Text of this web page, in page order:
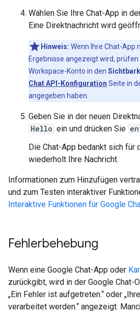
Wählen Sie Ihre Chat-App in
Eine Direktnachricht wird
Hinweis: Wenn Ihre Chat-App
Ergebnisse angezeigt wird, prüfen
Workspace-Konto in den
Chat API-Konfiguration Seite in
angegeben haben.
Geben Sie in der neuen
Hello ein und drücken Sie
Die Chat-App bedankt sich für
wiederholt Ihre Nachricht.
Informationen zum Hinzufügen
und zum Testen interaktiver
Interaktive Funktionen für Google
Fehlerbehebung
Wenn eine Google Chat-App oder
zurückgibt, wird in der Google Chat-
„Ein Fehler ist aufgetreten.“ oder
verarbeitet werden.“ angezeigt.